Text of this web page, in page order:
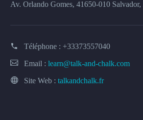
Av. Orlando Gomes, 41650-010
Téléphone : +33373557040
Email : learn@talk-and-chalk.com
Site Web : talkandchalk.fr